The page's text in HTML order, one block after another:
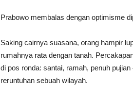
Prabowo membalas dengan optimisme
Saking cairnya suasana, orang hampir
rumahnya rata dengan tanah.
di pos ronda: santai, ramah, penuh
reruntuhan sebuah wilayah.